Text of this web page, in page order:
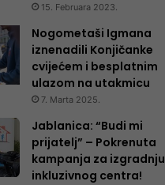
15. Februara 2023.
Nogometaši Igmana
iznenadili Konjičanke
cvijećem i besplatnim
ulazom na utakmicu
7. Marta 2025.
Jablanica: “Budi mi
prijatelj” – Pokrenuta
kampanja za izgradnju
inkluzivnog centra!